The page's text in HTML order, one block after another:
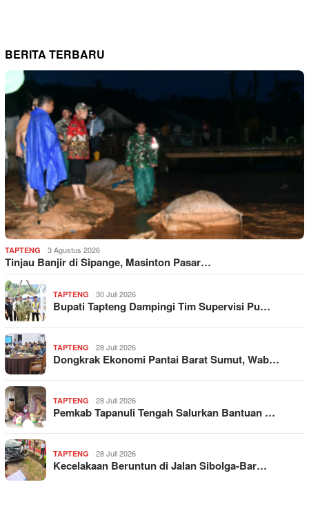
BERITA TERBARU
TAPTENG 3 Agustus 2026
Tinjau Banjir di Sipange, Masinton Pasar…
TAPTENG 30 Juli 2026
Bupati Tapteng Dampingi Tim Supervisi Pu…
TAPTENG 28 Juli 2026
Dongkrak Ekonomi Pantai Barat Sumut, Wab…
TAPTENG 28 Juli 2026
Pemkab Tapanuli Tengah Salurkan Bantuan …
TAPTENG 28 Juli 2026
Kecelakaan Beruntun di Jalan Sibolga-Bar…